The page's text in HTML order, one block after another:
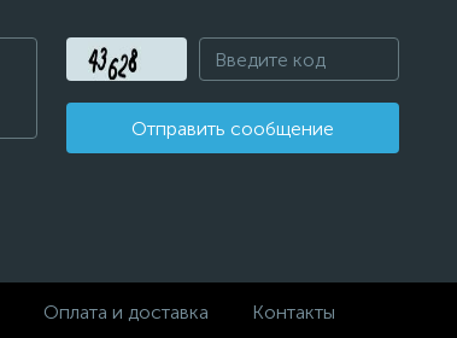
Отправить сообщение
Оплата и доставка Контакты